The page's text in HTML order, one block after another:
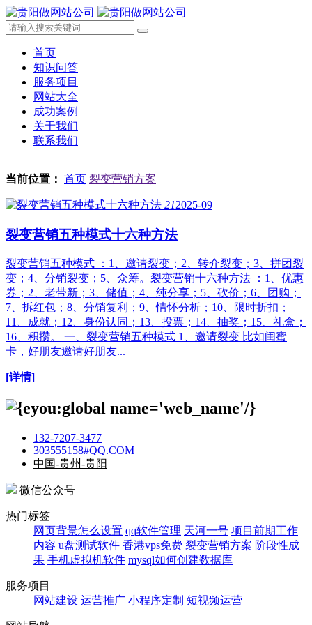
首页
知识问答
服务项目
网站大全
成功案例
关于我们
联系我们
当前位置： 首页 裂变营销方案
212025-09
裂变营销五种模式十六种方法
裂变营销五种模式 ：1、邀请裂变；2、转介裂变；3、拼团裂
变；4、分销裂变；5、众筹。裂变营销十六种方法 ：1、优惠
券；2、老带新；3、储值；4、纯分享；5、砍价；6、团购；
7、拆红包；8、分销复利；9、情怀分析；10、限时折扣；
11、成就；12、身份认同；13、投票；14、抽奖；15、礼盒；
16、积攒。 一、裂变营销五种模式 1、邀请裂变 比如闺蜜
卡，好朋友邀请好朋友...
[详情]
132-7207-3477
303555158#QQ.COM
中国-贵州-贵阳
微信公众号
热门标签
网页背景怎么设置 qq软件管理 天河一号 项目前期工作
内容 u盘测试软件 香港vps免费 裂变营销方案 阶段性成
果 手机虚拟机软件 mysql如何创建数据库
服务项目
网站建设 运营推广 小程序定制 短视频运营